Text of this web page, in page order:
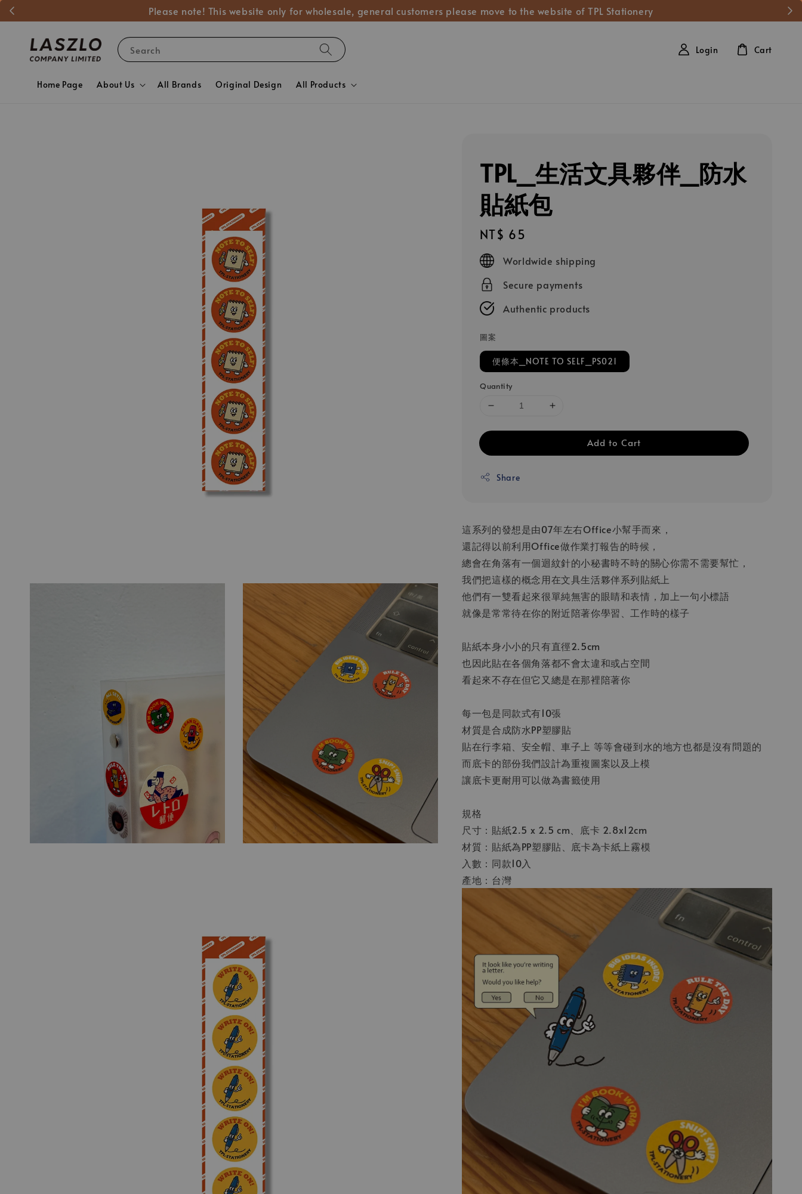
Please note! This website only for wholesale, general customers please move to the website of TPL Stationery
Search
Home Page About Us All Brands Original Design All Products
Login Cart
TPL_生活文具夥伴_防水
貼紙包
Regular
price
NT$ 65
Worldwide shipping
Secure payments
Authentic products
圖案
便條本_NOTE TO SELF_PS021
Quantity
Add to Cart
Share
這系列的發想是由07年左右Office小幫手而來，
還記得以前利用Office做作業打報告的時候，
總會在角落有一個迴紋針的小秘書時不時的關心你需不需要幫忙，
我們把這樣的概念用在文具生活夥伴系列貼紙上
他們有一雙看起來很單純無害的眼睛和表情，加上一句小標語
就像是常常待在你的附近陪著你學習、工作時的樣子
貼紙本身小小的只有直徑2.5cm
也因此貼在各個角落都不會太違和或占空間
看起來不存在但它又總是在那裡陪著你
每一包是同款式有10張
材質是合成防水PP塑膠貼
貼在行李箱、安全帽、車子上 等等會碰到水的地方也都是沒有問題的
而底卡的部份我們設計為重複圖案以及上模
讓底卡更耐用可以做為書籤使用
規格
尺寸：貼紙2.5 x 2.5 cm、底卡 2.8x12cm
材質：貼紙為PP塑膠貼、底卡為卡紙上霧模
入數：同款10入
產地：台灣